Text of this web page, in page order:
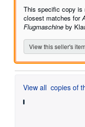
stars
This specific copy is
closest matches for
Flugmaschine by
View this seller's
View all copies of